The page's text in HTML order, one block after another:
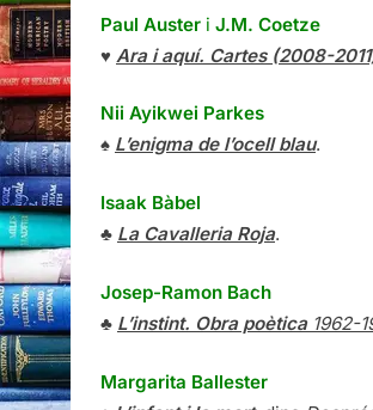
Paul Auster i J.M. Coetze
♥ Ara i aquí. Cartes (2008-
Nii Ayikwei Parkes
♠ L’enigma de l’ocell blau.
Isaak Bàbel
♣ La Cavalleria Roja.
Josep-Ramon Bach
♣ L’instint. Obra poètica1962-
Margarita Ballester